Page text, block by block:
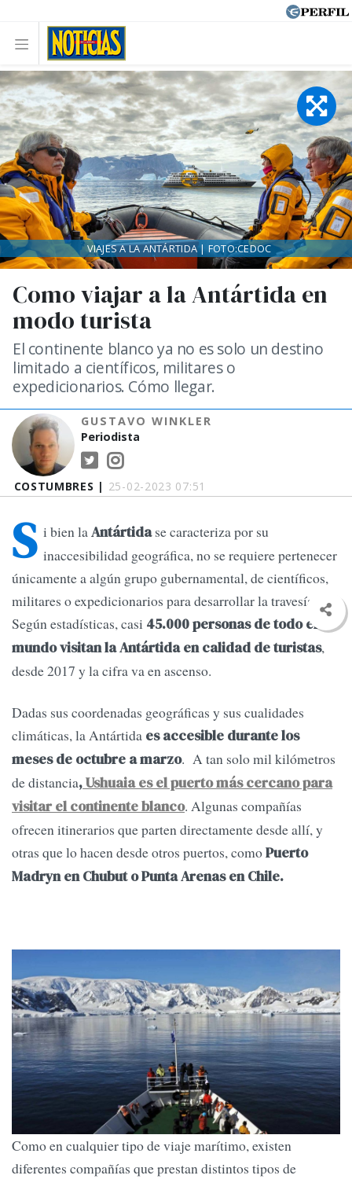
COSTUMBRES | 25-02-2023 07:51
Como viajar a la Antártida en
modo turista
El continente blanco ya no es solo un destino
limitado a científicos, militares o
expedicionarios. Cómo llegar.
GUSTAVO WINKLER
Periodista
VIAJES A LA ANTÁRTIDA | FOTO:CEDOC
S i bien laAntártidase caracteriza por su
inaccesibilidad geográfica, no se requiere pertenecer
únicamente a algún grupo gubernamental, de científicos,
militares o expedicionarios para desarrollar la travesía.
Según estadísticas, casi 45.000 personas de todo el
mundo visitan la Antártida en calidad de turistas,
desde 2017 y la cifra va en ascenso.
Dadas sus coordenadas geográficas y sus cualidades
climáticas, la Antártida es accesible durante los
meses de octubre a marzo. A tan solo mil kilómetros
de distancia,Ushuaia es el puerto más cercano para
visitar el continente blanco. Algunas compañías
ofrecen itinerarios que parten directamente desde allí, y
otras que lo hacen desde otros puertos, comoPuerto
Madryn en Chubut o Punta Arenas en Chile.
Como en cualquier tipo de viaje marítimo, existen
diferentes compañías que prestan distintos tipos de